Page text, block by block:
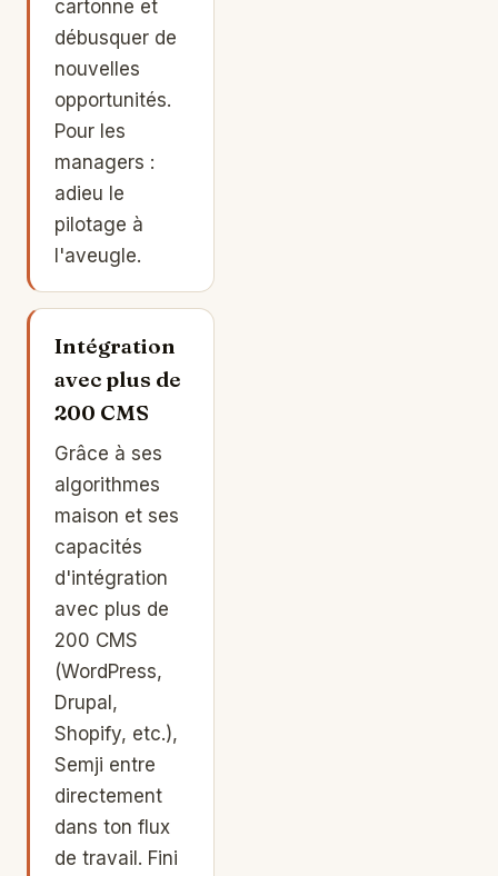
cartonne et
débusquer de
nouvelles
opportunités.
Pour les
managers :
adieu le
pilotage à
l'aveugle.
Intégration
avec plus de
200 CMS
Grâce à ses
algorithmes
maison et ses
capacités
d'intégration
avec plus de
200 CMS
(WordPress,
Drupal,
Shopify, etc.),
Semji entre
directement
dans ton flux
de travail. Fini